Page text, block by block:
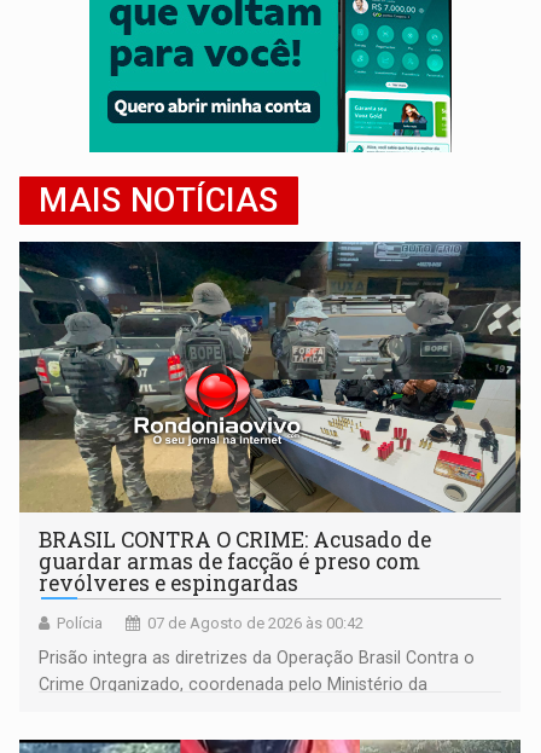
MAIS NOTÍCIAS
BRASIL CONTRA O CRIME: Acusado de
guardar armas de facção é preso com
revólveres e espingardas
Polícia 07 de Agosto de 2026 às 00:42
Prisão integra as diretrizes da Operação Brasil Contra o
Crime Organizado, coordenada pelo Ministério da